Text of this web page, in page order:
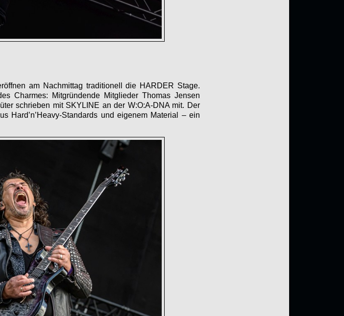
am Nachmittag traditionell die HARDER Stage.
Charmes: Mitgründende Mitglieder Thomas Jensen
schrieben mit SKYLINE an der W:O:A-DNA mit. Der
Hard’n’Heavy-Standards und eigenem Material – ein